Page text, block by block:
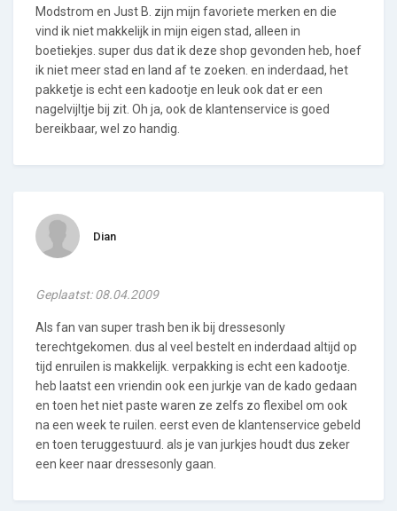
Modstrom en Just B. zijn mijn favoriete merken en die
vind ik niet makkelijk in mijn eigen stad, alleen in
boetiekjes. super dus dat ik deze shop gevonden heb, hoef
ik niet meer stad en land af te zoeken. en inderdaad, het
pakketje is echt een kadootje en leuk ook dat er een
nagelvijltje bij zit. Oh ja, ook de klantenservice is goed
bereikbaar, wel zo handig.
Dian
Geplaatst: 08.04.2009
Als fan van super trash ben ik bij dressesonly
terechtgekomen. dus al veel bestelt en inderdaad altijd op
tijd enruilen is makkelijk. verpakking is echt een kadootje.
heb laatst een vriendin ook een jurkje van de kado gedaan
en toen het niet paste waren ze zelfs zo flexibel om ook
na een week te ruilen. eerst even de klantenservice gebeld
en toen teruggestuurd. als je van jurkjes houdt dus zeker
een keer naar dressesonly gaan.